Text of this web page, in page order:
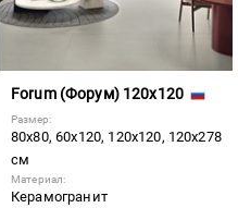
Forum (Форум) 120x120
Размер:
80x80, 60x120, 120x120, 120x278
см
Материал:
Керамогранит